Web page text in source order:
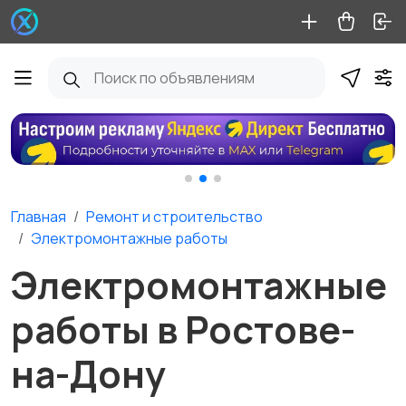
Главная
Ремонт и строительство
Электромонтажные работы
Электромонтажные
работы в Ростове-
на-Дону